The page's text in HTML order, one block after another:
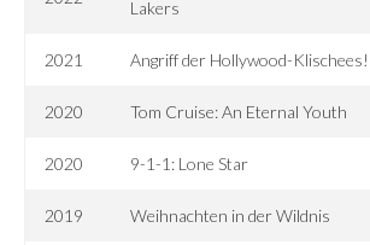
Lakers
2021 Angriff der Hollywood-Klischees!
2020 Tom Cruise: An Eternal Youth
2020 9-1-1: Lone Star
2019 Weihnachten in der Wildnis